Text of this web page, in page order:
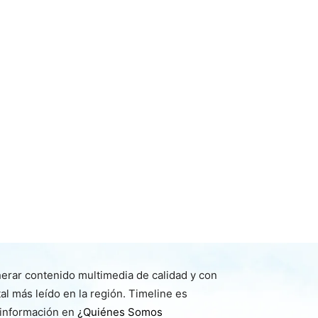
contenido multimedia de calidad y con
más leído en la región. Timeline es
en ¿Quiénes Somos